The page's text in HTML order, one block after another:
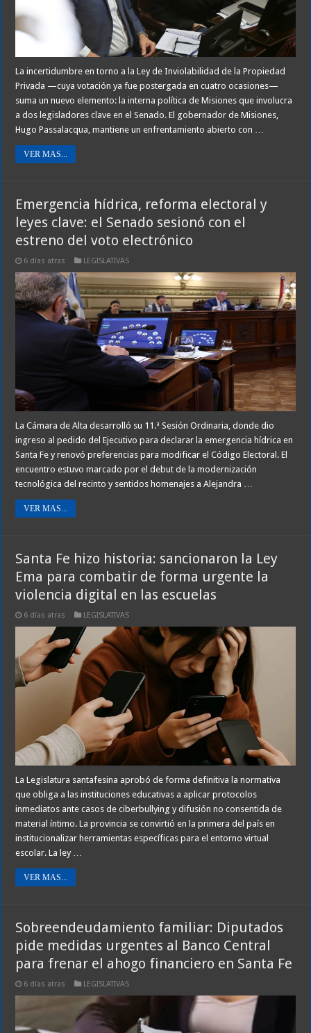
La incertidumbre en torno a la Ley de Inviolabilidad de la Propiedad
Privada —cuya votación ya fue postergada en cuatro ocasiones—
suma un nuevo elemento: la interna política de Misiones que involucra
a dos legisladores clave en el Senado. El gobernador de Misiones,
Hugo Passalacqua, mantiene un enfrentamiento abierto con …
VER MAS...
Emergencia hídrica, reforma electoral y
leyes clave: el Senado sesionó con el
estreno del voto electrónico
6 días atras LEGISLATIVAS
La Cámara de Alta desarrolló su 11.ª Sesión Ordinaria, donde dio
ingreso al pedido del Ejecutivo para declarar la emergencia hídrica en
Santa Fe y renovó preferencias para modificar el Código Electoral. El
encuentro estuvo marcado por el debut de la modernización
tecnológica del recinto y sentidos homenajes a Alejandra …
VER MAS...
Santa Fe hizo historia: sancionaron la Ley
Ema para combatir de forma urgente la
violencia digital en las escuelas
6 días atras LEGISLATIVAS
La Legislatura santafesina aprobó de forma definitiva la normativa
que obliga a las instituciones educativas a aplicar protocolos
inmediatos ante casos de ciberbullying y difusión no consentida de
material íntimo. La provincia se convirtió en la primera del país en
institucionalizar herramientas específicas para el entorno virtual
escolar. La ley …
VER MAS...
Sobreendeudamiento familiar: Diputados
pide medidas urgentes al Banco Central
para frenar el ahogo financiero en Santa Fe
6 días atras LEGISLATIVAS